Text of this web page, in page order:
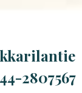
2807567